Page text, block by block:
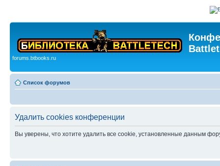
forums.btbooks.ru
Список форумов
Удалить cookies конференции
Вы уверены, что хотите удалить все cookie, установленные данным